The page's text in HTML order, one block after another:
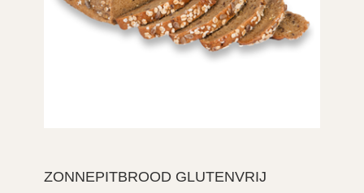
ZONNEPITBROOD GLUTENVRIJ